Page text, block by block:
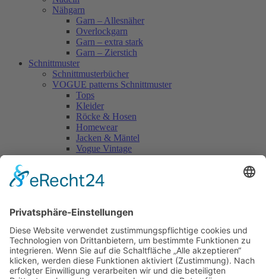
Nähgarn
Garn – Allesnäher
Overlockgarn
Garn – extra stark
Garn – Zierstich
Schnittmuster
Schnittmusterbücher
VOGUE patterns Schnittmuster
Tops
Kleider
Röcke & Hosen
Homewear
Jacken & Mäntel
Vogue Vintage
Accessoires
Kleider
Homewear
Jacken & Mäntel
Curvy
Herren
Kids